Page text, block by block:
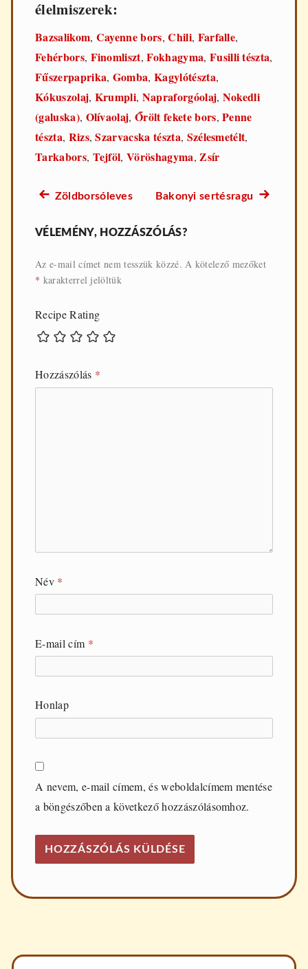
élelmiszerek:
Bazsalikom, Cayenne bors,Chili, Farfalle,
Fehérbors, Finomliszt,Fokhagyma, Fusilli tészta,
Fűszerpaprika, Gomba,Kagylótészta,
Kókuszolaj, Krumpli, Napraforgóolaj, Nokedli
(galuska), Olívaolaj,Őrölt fekete bors,Penne
tészta, Rizs,Szarvacska tészta, Szélesmetélt,
Tarkabors, Tejföl,Vöröshagyma, Zsír
Bejegyzés
navigáció
Előző
Zöldborsóleves Bakonyi sertésragu
Következő
VÉLEMÉNY, HOZZÁSZÓLÁS?
Az e-mail címet nem tesszük közzé. A kötelező mezőket
* karakterrel jelöltük
Recipe Rating
Hozzászólás *
Név *
E-mail cím *
Honlap
A nevem, e-mail címem, és weboldalcímem mentése
a böngészőben a következő hozzászólásomhoz.